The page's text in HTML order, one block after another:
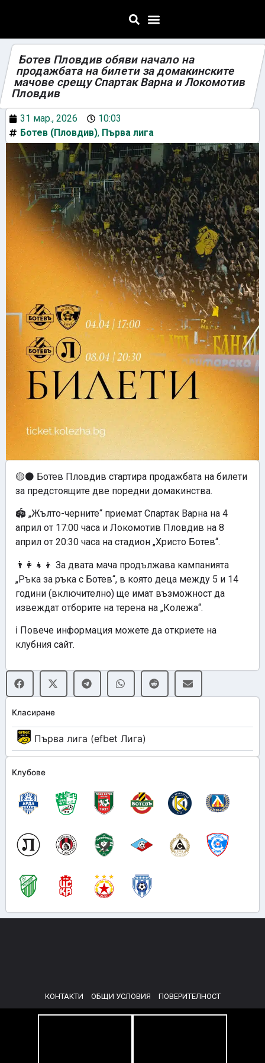
Класиране
Първа лига (efbet Лига)
Клубове
Ботев Пловдив обяви начало на
продажбата на билети за домакинските
мачове срещу Спартак Варна и Локомотив
Пловдив
31 мар., 2026
10:03
Ботев (Пловдив), Първа лига
🟡⚫️ Ботев Пловдив стартира продажбата на билети
за предстоящите две поредни домакинства.
🏟 „Жълто-черните“ приемат Спартак Варна на 4
април от 17:00 часа и Локомотив Пловдив на 8
април от 20:30 часа на стадион „Христо Ботев“.
👨‍👩‍👧‍👦 За двата мача продължава кампанията
„Ръка за ръка с Ботев“, в която деца между 5 и 14
години (включително) ще имат възможност да
извеждат отборите на терена на „Колежа“.
ℹ️ Повече информация можете да откриете на
клубния сайт.
КОНТАКТИ ОБЩИ УСЛОВИЯ ПОВЕРИТЕЛНОСТ